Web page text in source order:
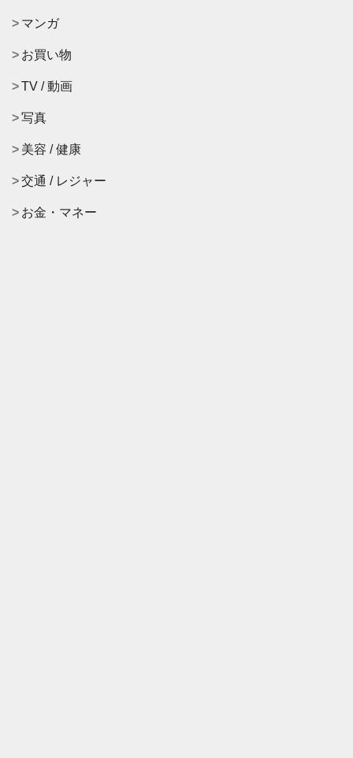
マンガ
お買い物
TV / 動画
写真
美容 / 健康
交通 / レジャー
お金・マネー